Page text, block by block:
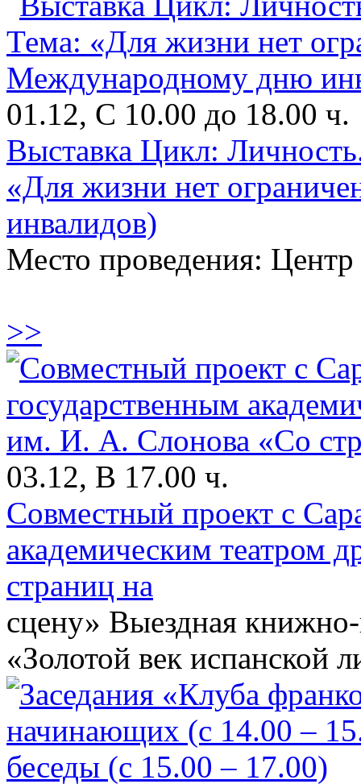
01.12, С 10.00 до 18.00 ч.
Выставка Цикл:
«Для жизни нет
инвалидов)
Место проведения:
>>
03.12, В 17.00 ч.
Совместный проект с
академическим театром
страниц на
сцену» Выездная
«Золотой век испанской